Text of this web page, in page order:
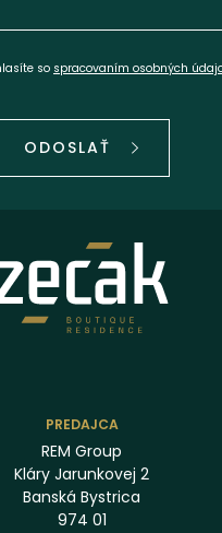
so spracovaním osobných
ODOSLAŤ
PREDAJCA
REM Group
Kláry Jarunkovej 2
Banská Bystrica
974 01